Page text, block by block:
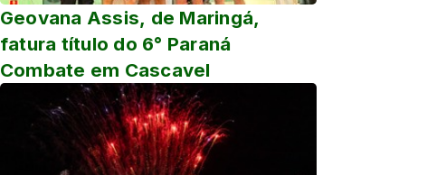
Geovana Assis, de Maringá,
fatura título do 6° Paraná
Combate em Cascavel